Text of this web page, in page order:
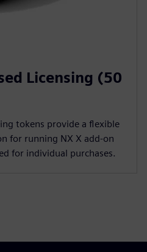
Licensing (50
tokens provide a flexible
for running NX X add-on
for individual purchases.